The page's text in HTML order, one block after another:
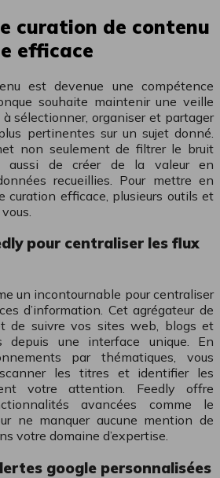
curation de contenu
efficace
est devenue une compétence
souhaite maintenir une veille
sélectionner, organiser et partager
pertinentes sur un sujet donné.
non seulement de filtrer le bruit
aussi de créer de la valeur en
recueillies. Pour mettre en
curation efficace, plusieurs outils et
pour centraliser les flux
un incontournable pour centraliser
d’information. Cet agrégateur de
de suivre vos sites web, blogs et
depuis une interface unique. En
par thématiques, vous
les titres et identifier les
votre attention. Feedly offre
avancées comme le
ne manquer aucune mention de
votre domaine d’expertise.
google personnalisées